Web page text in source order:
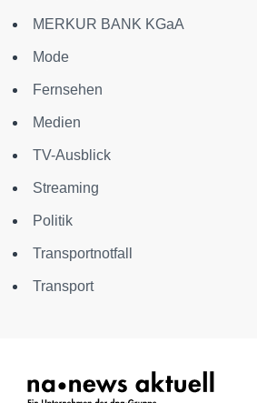
MERKUR BANK KGaA
Mode
Fernsehen
Medien
TV-Ausblick
Streaming
Politik
Transportnotfall
Transport